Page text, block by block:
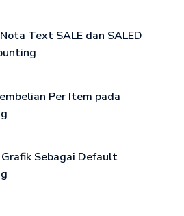
Text SALE dan SALED
Per Item pada
Sebagai Default